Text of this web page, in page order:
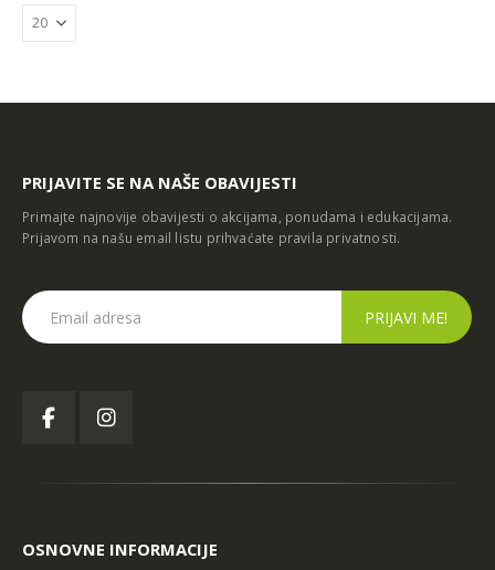
PRIJAVITE SE NA NAŠE OBAVIJESTI
Primajte najnovije obavijesti o akcijama, ponudama i edukacijama.
Prijavom na našu email listu prihvaćate pravila privatnosti.
OSNOVNE INFORMACIJE